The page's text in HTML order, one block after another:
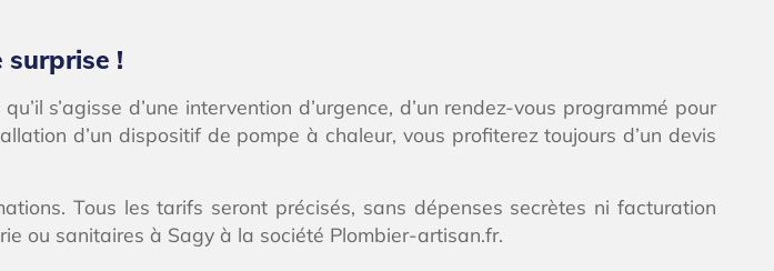
surprise !
s’agisse d’une intervention d’urgence, d’un rendez-vous programmé pour
d’un dispositif de pompe à chaleur, vous profiterez toujours d’un devis
Tous les tarifs seront précisés, sans dépenses secrètes ni facturation
ou sanitaires à Sagy à la société Plombier-artisan.fr.